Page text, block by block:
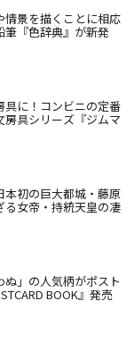
情景を描くことに相応
筆『色辞典』が新発
具に！コンビニの定番
具シリーズ『ジムマ
初の巨大都城・藤原
る女帝・持統天皇の凄
」の人気柄がポスト
BOOK』発売